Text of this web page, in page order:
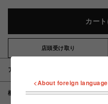
カー
店頭受け取り
アイテム説明 / 素材
概要
<About foreign